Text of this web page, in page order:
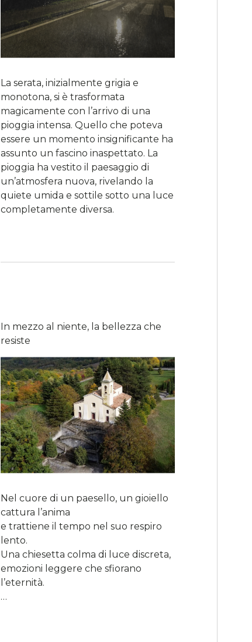
La serata, inizialmente grigia e
monotona, si è trasformata
magicamente con l’arrivo di una
pioggia intensa. Quello che poteva
essere un momento insignificante ha
assunto un fascino inaspettato. La
pioggia ha vestito il paesaggio di
un’atmosfera nuova, rivelando la
quiete umida e sottile sotto una luce
completamente diversa.
In mezzo al niente, la bellezza che
resiste
Nel cuore di un paesello, un gioiello
cattura l’anima
e trattiene il tempo nel suo respiro
lento.
Una chiesetta colma di luce discreta,
emozioni leggere che sfiorano
l’eternità.
…